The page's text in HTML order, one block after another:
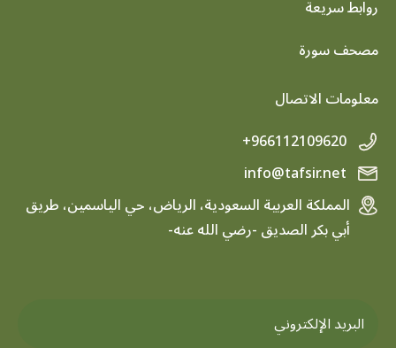
روابط سريعة
footer menu
مصحف سورة
معلومات الاتصال
+966112109620
المملكة العربية السعودية، الرياض، حي الياسمين، طريق
أبي بكر الصديق -رضي الله عنه-